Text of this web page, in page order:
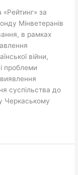
«Рейтинг» за
Мінветеранів
в рамках
війни,
проблеми
суспільства до
Черкаському